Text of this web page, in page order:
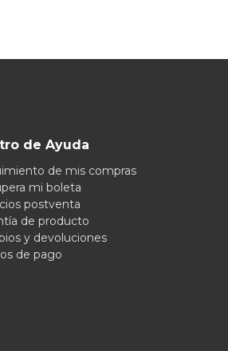
de Ayuda
de mis compras
mi boleta
postventa
de producto
y devoluciones
de pago